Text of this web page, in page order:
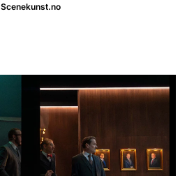
Scenekunst.no